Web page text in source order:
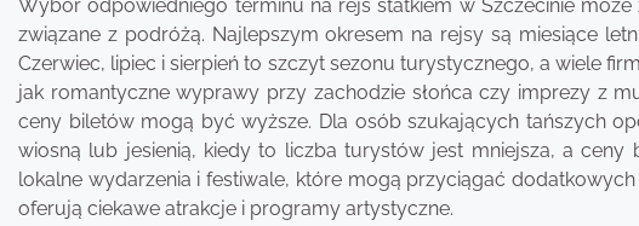
Wybór odpowiedniego terminu na rejs statkiem w Szczecinie
związane z podróżą. Najlepszym okresem na rejsy są miesiące
Czerwiec, lipiec i sierpień to szczyt sezonu turystycznego, a wiele
jak romantyczne wyprawy przy zachodzie słońca czy imprezy z
ceny biletów mogą być wyższe. Dla osób szukających tańszych
wiosną lub jesienią, kiedy to liczba turystów jest mniejsza, a
lokalne wydarzenia i festiwale, które mogą przyciągać
oferują ciekawe atrakcje i programy artystyczne.